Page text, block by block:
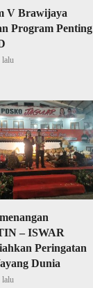
V Brawijaya
Program Penting
lalu
– ISWAR
Peringatan
Dunia
lalu